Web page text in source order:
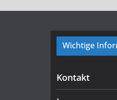
Wichtige
Kontakt